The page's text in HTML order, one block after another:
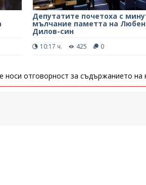
Депутатите почетоха с
мълчание паметта на Любен
Дилов-син
10:17 ч. 425 0
носи отговорност за съдържанието на